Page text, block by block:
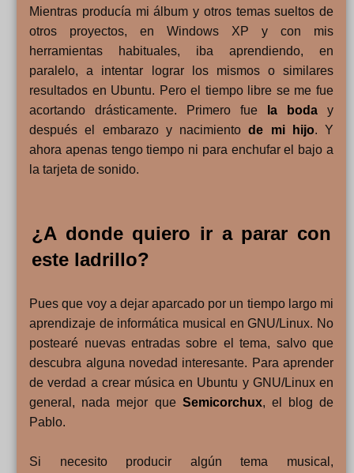
Mientras producía mi álbum y otros temas sueltos de
otros proyectos, en Windows XP y con mis
herramientas habituales, iba aprendiendo, en
paralelo, a intentar lograr los mismos o similares
resultados en Ubuntu. Pero el tiempo libre se me fue
acortando drásticamente. Primero fue
la boda y
después el embarazo y nacimientode mi hijo. Y
ahora apenas tengo tiempo ni para enchufar el bajo a
la tarjeta de sonido.
¿A donde quiero ir a parar con
este ladrillo?
Pues que voy a dejar aparcado por un tiempo largo mi
aprendizaje de informática musical en GNU/Linux. No
postearé nuevas entradas sobre el tema, salvo que
descubra alguna novedad interesante. Para aprender
de verdad a crear música en Ubuntu y GNU/Linux en
general, nada mejor que Semicorchux, el blog de
Pablo.
Si necesito producir algún tema musical,